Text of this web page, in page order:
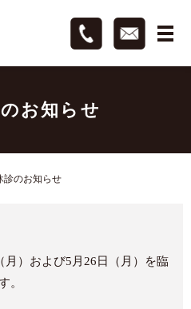
お知らせ
診のお知らせ
月）および5月26日（月）を臨
。